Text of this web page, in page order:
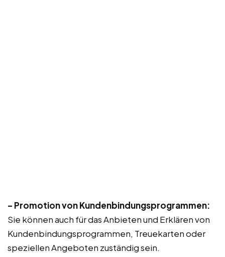
– Promotion von Kundenbindungsprogrammen:
Sie können auch für das Anbieten und Erklären von
Kundenbindungsprogrammen, Treuekarten oder
speziellen Angeboten zuständig sein.